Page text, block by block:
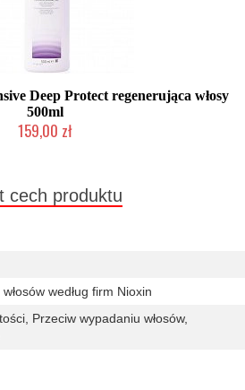
Deep Protect regenerująca włosy
500ml
159,00 zł
cech produktu
według firm Nioxin
Przeciw wypadaniu włosów,